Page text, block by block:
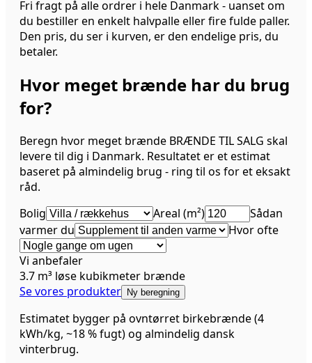
Fri fragt på alle ordrer i hele Danmark - uanset om
du bestiller en enkelt halvpalle eller fire fulde paller.
Den pris, du ser i kurven, er den endelige pris, du
betaler.
Hvor meget brænde har du brug
for?
Beregn hvor meget brænde BRÆNDE TIL SALG skal
levere til dig i Danmark. Resultatet er et estimat
baseret på almindelig brug - ring til os for et eksakt
råd.
Bolig
Areal (m²)
Sådan
varmer du
Hvor ofte
Vi anbefaler
3.7 m³ løse kubikmeter brænde
Se vores produkter Ny beregning
Estimatet bygger på ovntørret birkebrænde (4
kWh/kg, ~18 % fugt) og almindelig dansk
vinterbrug.